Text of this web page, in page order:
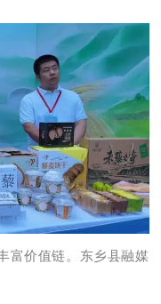
富价值链。东乡县融媒